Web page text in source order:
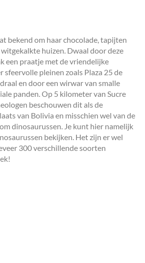
bekend om haar chocolade, tapijten
huizen. Dwaal door deze
een praatje met de vriendelijke
sfeervolle pleinen zoals Plaza 25 de
en door een wirwar van smalle
panden. Op 5 kilometer van Sucre
beschouwen dit als de
van Bolivia en misschien wel van de
dinosaurussen. Je kunt hier namelijk
bekijken. Het zijn er wel
300 verschillende soorten